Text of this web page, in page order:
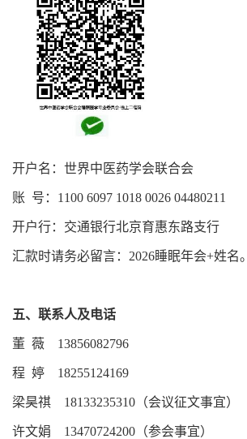
开户名：世界中医药学会联合会
账 号：1100 6097 1018 0026 04480211
开户行：交通银行北京育惠东路支行
汇款时请务必留言：2026睡眠年会+姓名。
五、联系人及电话
董 薇 13856082796
程 婷 18255124169
梁昊祺 18133235310（会议征文事宜）
许文娟 13470724200（参会事宜）